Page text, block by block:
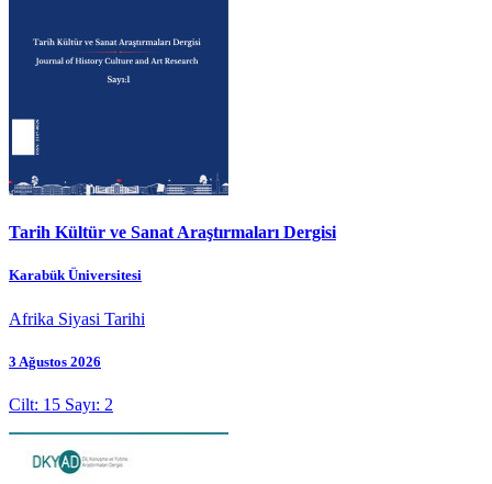
Tarih Kültür ve Sanat Araştırmaları Dergisi
Karabük Üniversitesi
Afrika Siyasi Tarihi
3 Ağustos 2026
Cilt: 15 Sayı: 2